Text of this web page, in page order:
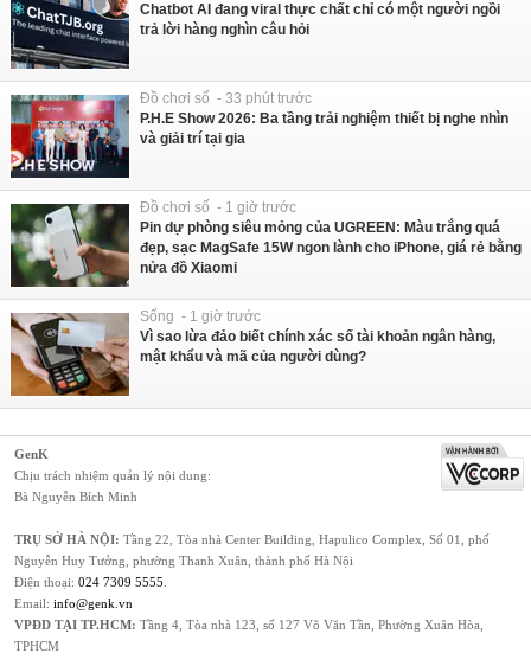
Chatbot AI đang viral thực chất chỉ có một người ngồi
trả lời hàng nghìn câu hỏi
Đồ chơi số - 33 phút trước
P.H.E Show 2026: Ba tầng trải nghiệm thiết bị nghe nhìn
và giải trí tại gia
Đồ chơi số - 1 giờ trước
Pin dự phòng siêu mỏng của UGREEN: Màu trắng quá
đẹp, sạc MagSafe 15W ngon lành cho iPhone, giá rẻ bằng
nửa đồ Xiaomi
Sống - 1 giờ trước
Vì sao lừa đảo biết chính xác số tài khoản ngân hàng,
mật khẩu và mã của người dùng?
GenK
Chịu trách nhiệm quản lý nội dung:
Bà Nguyễn Bích Minh
TRỤ SỞ HÀ NỘI: Tầng 22, Tòa nhà Center Building, Hapulico Complex, Số 01, phố
Nguyễn Huy Tưởng, phường Thanh Xuân, thành phố Hà Nội
Điện thoại: 024 7309 5555
Email: info@genk.vn
VPĐD TẠI TP.HCM: Tầng 4, Tòa nhà 123, số 127 Võ Văn Tần, Phường Xuân Hòa,
TPHCM